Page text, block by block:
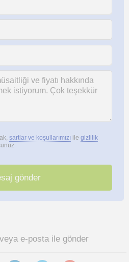
şartlar ve koşullarımızı ile gizlilik
e-posta ile gönder